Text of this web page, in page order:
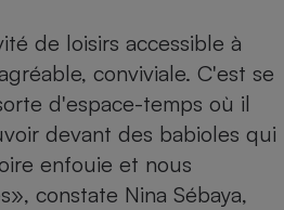
de loisirs accessible à
conviviale. C'est se
d'espace-temps où il
devant des babioles qui
enfouie et nous
constate Nina Sébaya,
Lave-linge
Radiateur électrique
Antimoustique